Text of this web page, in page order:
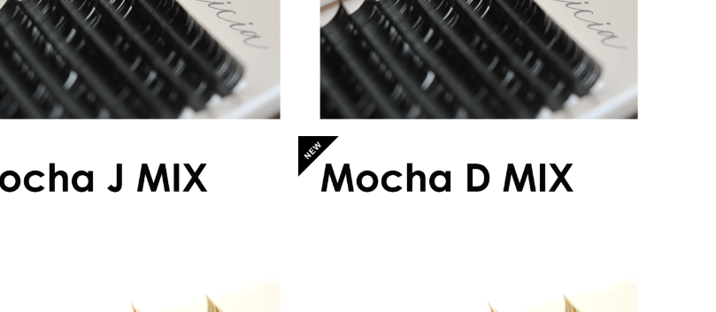
アリシアラッシュ モカブラウンJカールMIX
アリシアラッシュ モカブラウンDカールMIX